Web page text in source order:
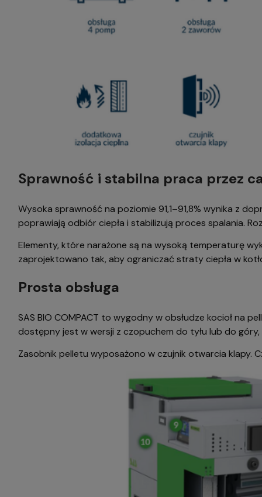
Sprawność i stabilna praca przez
Wysoka sprawność na poziomie 91,1–91,8% wynika z
poprawiają odbiór ciepła i stabilizują proces spalania.
Elementy, które narażone są na wysoką temperaturę
zaprojektowano tak, aby ograniczać straty ciepła w
Prosta obsługa
SAS BIO COMPACT to wygodny w obsłudze kocioł na
dostępny jest w wersji z czopuchem do tyłu lub do
Zasobnik pelletu wyposażono w czujnik otwarcia klapy.